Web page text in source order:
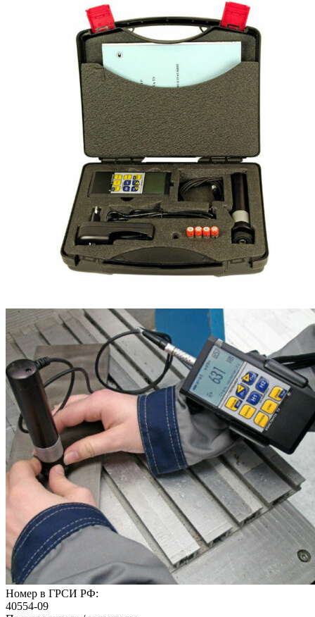
Номер в ГРСИ РФ:
40554-09